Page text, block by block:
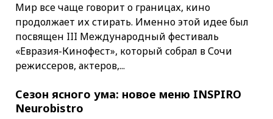
Мир все чаще говорит о границах, кино
продолжает их стирать. Именно этой идее был
посвящен III Международный фестиваль
«Евразия-Кинофест», который собрал в Сочи
режиссеров, актеров,...
Сезон ясного ума: новое меню INSPIRO
Neurobistro